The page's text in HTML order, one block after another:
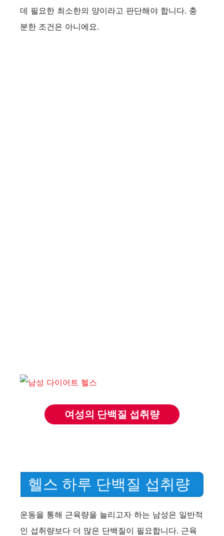
데 필요한 최소한의 양이라고 판단해야 합니다. 충
분한 조건은 아니에요.
여성의 단백질 섭취량
헬스 하루 단백질 섭취량
운동을 통해 근육량을 늘리고자 하는 남성은 일반적
인 섭취량보다 더 많은 단백질이 필요합니다. 근육